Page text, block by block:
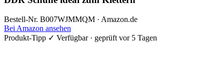
Bestell-Nr. B007WJMMQM · Amazon.de
Bei Amazon ansehen
Produkt-Tipp ✓ Verfügbar · geprüft vor 5 Tagen